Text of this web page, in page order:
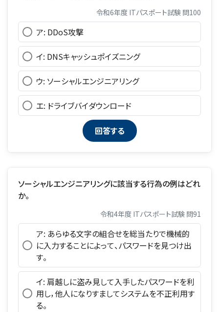
令和6年度 ITパスポート試験 問100
ア: DDoS攻撃
イ: DNSキャッシュポイズニング
ウ: ソーシャルエンジニアリング
エ: ドライブバイダウンロード
ソーシャルエンジニアリングに該当する行為の例はどれ
か。
令和4年度 ITパスポート試験 問91
ア: あらゆる文字の組合せを総当たりで機械的
に入力することによって、パスワードを見つけ出
す。
イ: 肩越しに盗み見して入手したパスワードを利
用し，他人になりすましてシステムを不正利用す
る。